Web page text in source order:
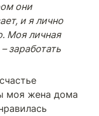
они
и я лично
Моя личная
заработать
моя жена дома